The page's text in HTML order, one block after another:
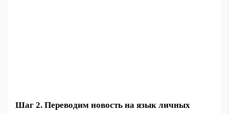
Шаг 2. Переводим новость на язык личных